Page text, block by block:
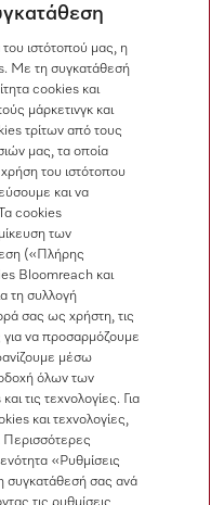
του ιστότοπού μας, η
Με τη συγκατάθεσή
cookies και
μάρκετινγκ και
τρίτων από τους
μας, τα οποία
του ιστότοπου
και να
cookies
των
(«Πλήρης
Bloomreach και
τη συλλογή
σας ως χρήστη, τις
για να προσαρμόζουμε
μέσω
όλων των
τις τεχνολογίες. Για
και τεχνολογίες,
«Ρυθμίσεις
συγκατάθεσή σας ανά